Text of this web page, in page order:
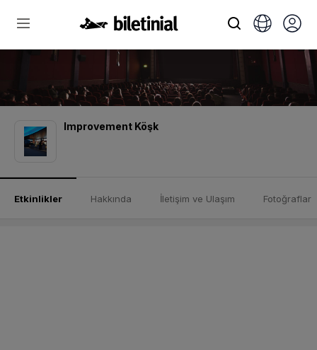
Improvement Köşk
Etkinlikler Hakkında İletişim ve Ulaşım Fotoğraflar